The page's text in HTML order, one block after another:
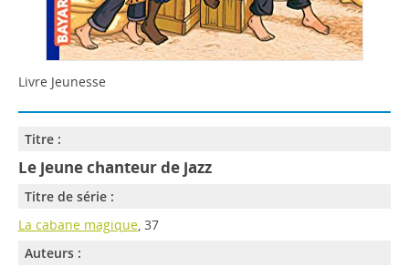
Livre Jeunesse
Titre :
Le jeune chanteur de jazz
Titre de série :
La cabane magique, 37
Auteurs :